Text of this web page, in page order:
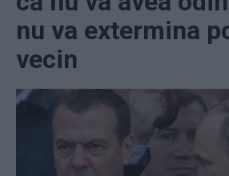
nu va extermina
vecin